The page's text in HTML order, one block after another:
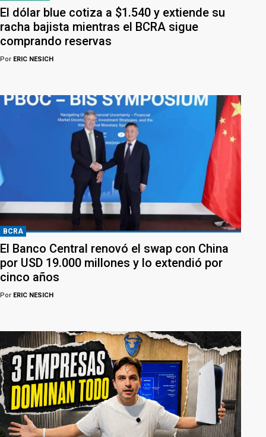
El dólar blue cotiza a $1.540 y extiende su
racha bajista mientras el BCRA sigue
comprando reservas
Por ERIC NESICH
BCRA
El Banco Central renovó el swap con China
por USD 19.000 millones y lo extendió por
cinco años
Por ERIC NESICH